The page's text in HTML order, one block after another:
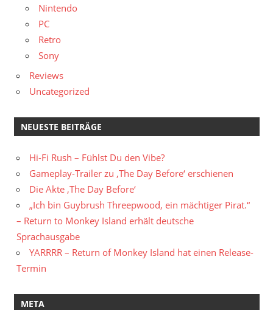
Nintendo
PC
Retro
Sony
Reviews
Uncategorized
NEUESTE BEITRÄGE
Hi-Fi Rush – Fühlst Du den Vibe?
Gameplay-Trailer zu ‚The Day Before‘ erschienen
Die Akte ‚The Day Before‘
„Ich bin Guybrush Threepwood, ein mächtiger Pirat.“
– Return to Monkey Island erhält deutsche
Sprachausgabe
YARRRR – Return of Monkey Island hat einen Release-
Termin
META